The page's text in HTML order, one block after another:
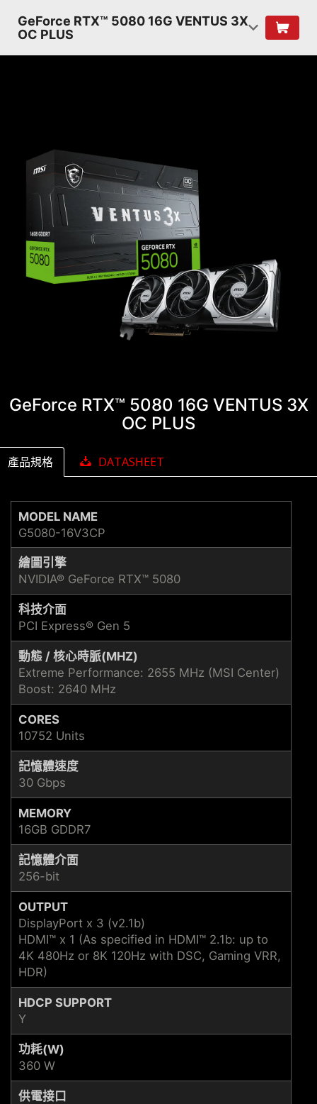
GeForce RTX™ 5080 16G VENTUS 3X
OC PLUS
GeForce RTX™ 5080 16G VENTUS 3X
OC PLUS
產品規格 DATASHEET
MODEL NAME
G5080-16V3CP
繪圖引擎
NVIDIA® GeForce RTX™ 5080
科技介面
PCI Express® Gen 5
動態 / 核心時脈(MHZ)
Extreme Performance: 2655 MHz (MSI Center)
Boost: 2640 MHz
CORES
10752 Units
記憶體速度
30 Gbps
MEMORY
16GB GDDR7
記憶體介面
256-bit
OUTPUT
DisplayPort x 3 (v2.1b)
HDMI™ x 1 (As specified in HDMI™ 2.1b: up to
4K 480Hz or 8K 120Hz with DSC, Gaming VRR,
HDR)
HDCP SUPPORT
Y
功耗(W)
360 W
供電接口